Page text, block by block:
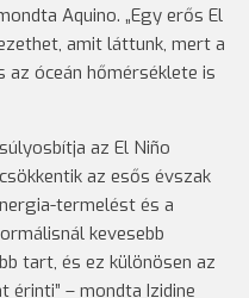
Aquino. „Egy erős El
amit láttunk, mert a
óceán hőmérséklete is
az El Niño
az esős évszak
termelést és a
kevesebb
tart, és ez különösen az
– mondta Izidine